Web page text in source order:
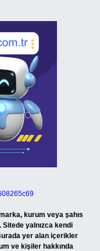
kurum veya şahıs
Sitede yalnızca kendi
yer alan içerikler
ve kişiler hakkında